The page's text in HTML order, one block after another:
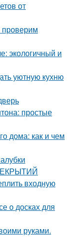
от
проверим
экологичный и
уютную кухню
простые
дома: как и чем
входную
о досках для
руками.